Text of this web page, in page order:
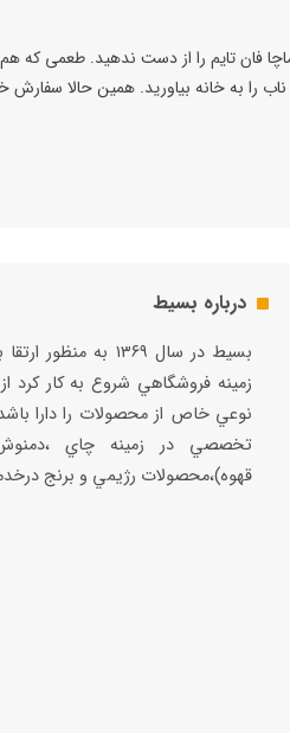
فان تایم را از دست ندهید. طعمی که هم
را به خانه بیاورید. همین حالا سفارش
درباره بسیط
بسيط در سال ۱۳۶۹
زمينه فروشگاهي شروع به كار كرد
نوعي خاص از محصولات را دارا
تخصصي در زمينه چاي ،دمنوش
قهوه)،محصولات رژيمي و برنج